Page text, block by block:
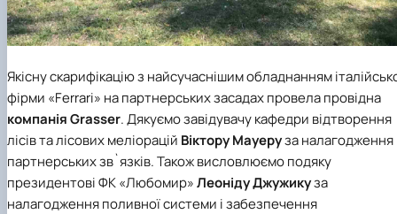
Якісну скарифікацію з найсучаснішим обладнанням
фірми «Ferrari» на партнерських засадах провела провідна
компанія Grasser. Дякуємо завідувачукафедри відтворення
лісів та лісових меліорацій Віктору Мауеруза налагодження
партнерських зв`язків. Також висловлюємо подяку
президентовіФК «Любомир»Леоніду Джужикуза
налагодження поливної системи і забезпечення